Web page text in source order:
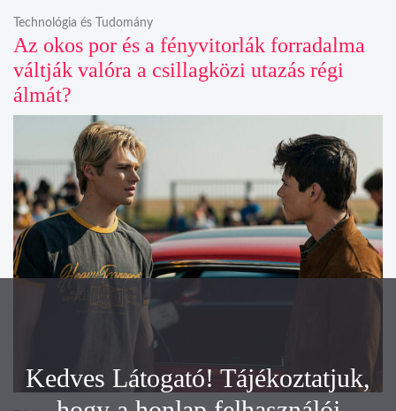
Az okos por és a fényvitorlák forradalma
váltják valóra a csillagközi utazás régi
álmát?
Technológia és Tudomány
Kedves Látogató! Tájékoztatjuk,